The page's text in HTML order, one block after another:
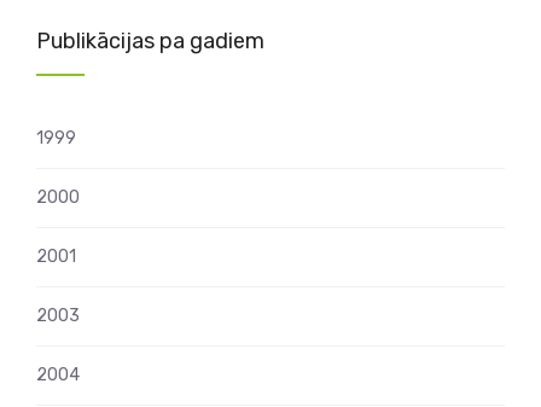
Publikācijas pa gadiem
1999
2000
2001
2003
2004